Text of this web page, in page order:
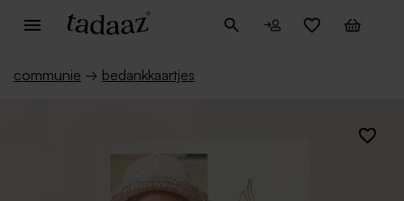
communie → bedankkaartjes